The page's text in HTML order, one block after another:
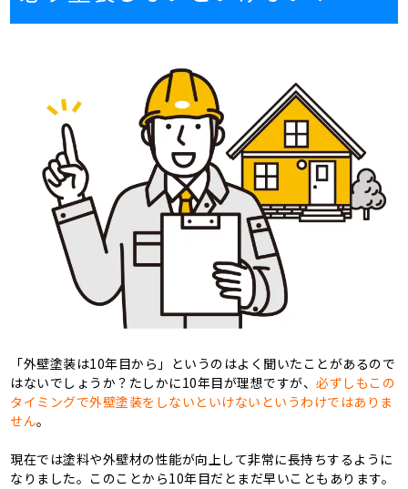
「外壁塗装は10年目から」というのはよく聞いたことがあるので
はないでしょうか？たしかに10年目が理想ですが、必ずしもこの
タイミングで外壁塗装をしないといけないというわけではありま
せん。
現在では塗料や外壁材の性能が向上して非常に長持ちするように
なりました。このことから10年目だとまだ早いこともあります。